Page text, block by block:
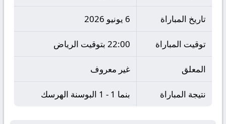
تاريخ المباراة 6 يونيو 2026
توقيت المباراة 22:00 بتوقيت الرياض
المعلق غير معروف
نتيجة المباراة بنما 1 - 1 البوسنة الهرسك